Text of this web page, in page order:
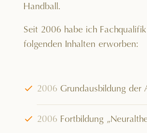
Handball.
Seit 2006 habe ich
folgenden Inhalten erworben:
√ 2006 Grundausbildung der
√ 2006 Fortbildung